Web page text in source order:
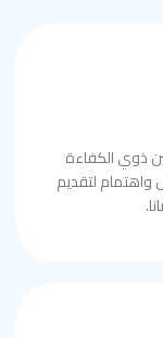
ذوي الكفاءة
واهتمام لتقديم